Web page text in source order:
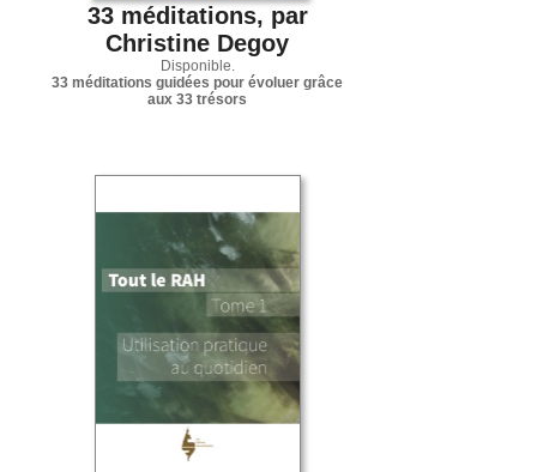
33 méditations, par
Christine Degoy
Disponible.
33 méditations guidées pour évoluer grâce
aux 33 trésors